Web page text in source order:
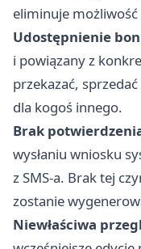
eliminuje
Udostępnienie
i powiązany z
przekazać,
dla kogoś innego.
Brak
wysłaniu wniosku
z SMS-a. Brak tej
zostanie
Niewłaściwa